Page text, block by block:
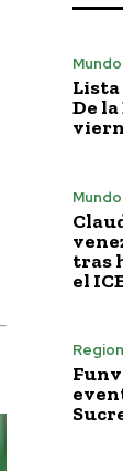
Mundo
Lista
De
Mundo
tras
el